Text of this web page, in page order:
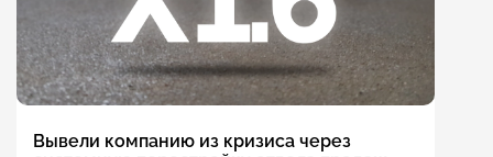
Вывели компанию из кризиса через